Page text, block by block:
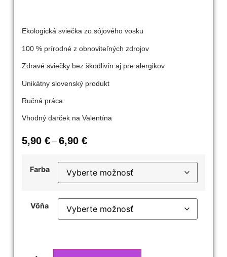
Ekologická sviečka zo sójového vosku
100 % prírodné z obnoviteľných zdrojov
Zdravé sviečky bez škodlivín aj pre alergikov
Unikátny slovenský produkt
Ručná práca
Vhodný darček na Valentína
5,90 € – 6,90 €
Farba
Vôňa